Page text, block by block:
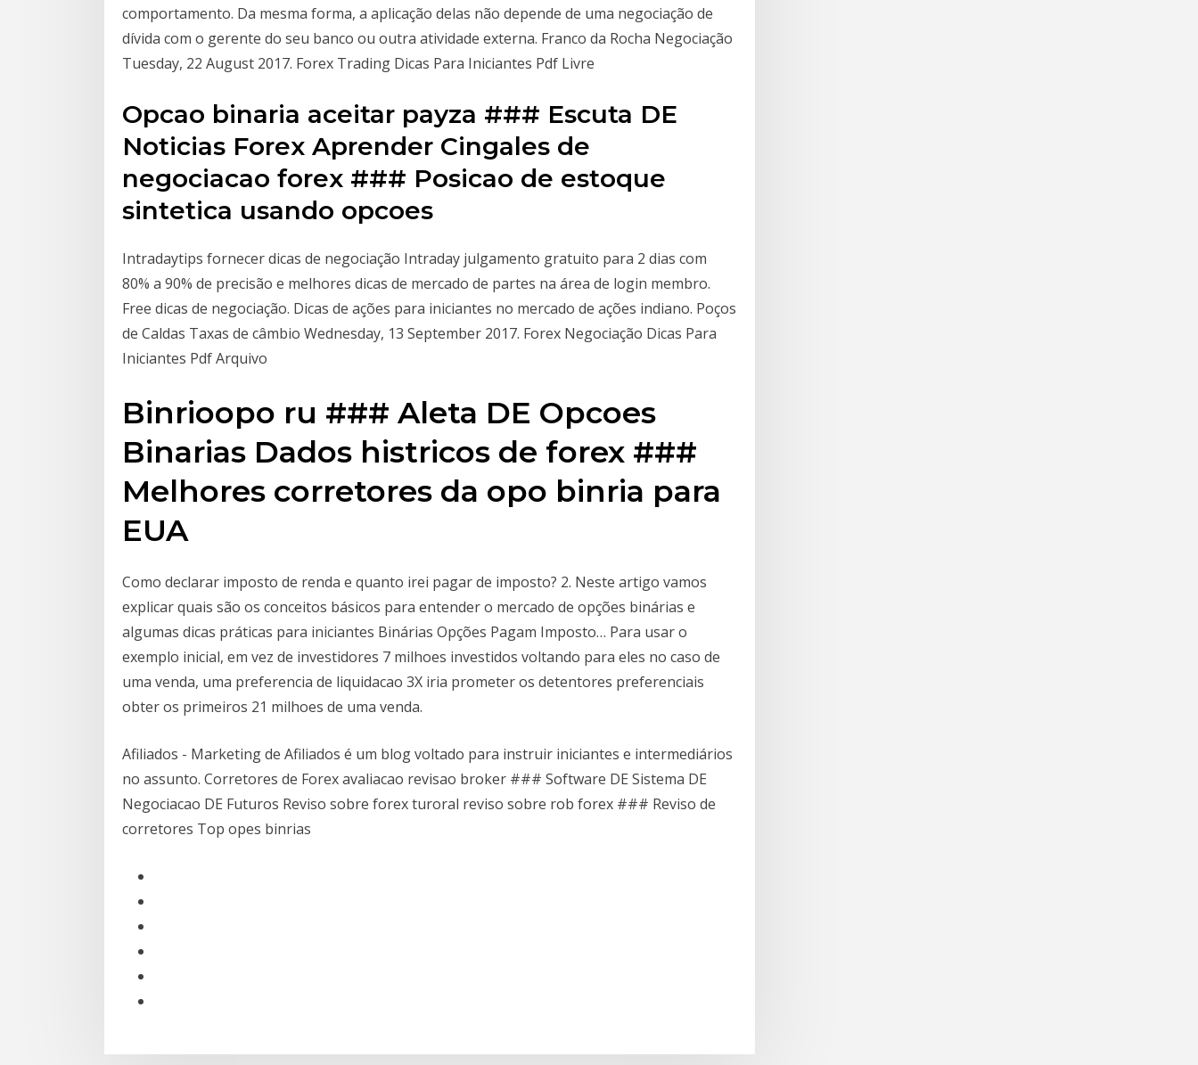
comportamento. Da mesma forma, a aplicação delas não depende de uma negociação de
dívida com o gerente do seu banco ou outra atividade externa. Franco da Rocha Negociação
Tuesday, 22 August 2017. Forex Trading Dicas Para Iniciantes Pdf Livre
Opcao binaria aceitar payza ### Escuta DE
Noticias Forex Aprender Cingales de
negociacao forex ### Posicao de estoque
sintetica usando opcoes
Intradaytips fornecer dicas de negociação Intraday julgamento gratuito para 2 dias com
80% a 90% de precisão e melhores dicas de mercado de partes na área de login membro.
Free dicas de negociação. Dicas de ações para iniciantes no mercado de ações indiano. Poços
de Caldas Taxas de câmbio Wednesday, 13 September 2017. Forex Negociação Dicas Para
Iniciantes Pdf Arquivo
Binrioopo ru ### Aleta DE Opcoes
Binarias Dados histricos de forex ###
Melhores corretores da opo binria para
EUA
Como declarar imposto de renda e quanto irei pagar de imposto? 2. Neste artigo vamos
explicar quais são os conceitos básicos para entender o mercado de opções binárias e
algumas dicas práticas para iniciantes Binárias Opções Pagam Imposto… Para usar o
exemplo inicial, em vez de investidores 7 milhoes investidos voltando para eles no caso de
uma venda, uma preferencia de liquidacao 3X iria prometer os detentores preferenciais
obter os primeiros 21 milhoes de uma venda.
Afiliados - Marketing de Afiliados é um blog voltado para instruir iniciantes e intermediários
no assunto. Corretores de Forex avaliacao revisao broker ### Software DE Sistema DE
Negociacao DE Futuros Reviso sobre forex turoral reviso sobre rob forex ### Reviso de
corretores Top opes binrias